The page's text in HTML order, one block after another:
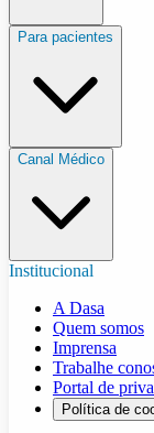
Para pacientes
Canal Médico
Institucional
A Dasa
Quem somos
Imprensa
Trabalhe
Portal de
Política de